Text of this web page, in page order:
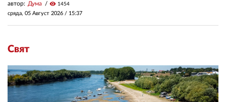
автор: Дума visibility 1454
сряда, 05 Август 2026 / 15:37
Свят